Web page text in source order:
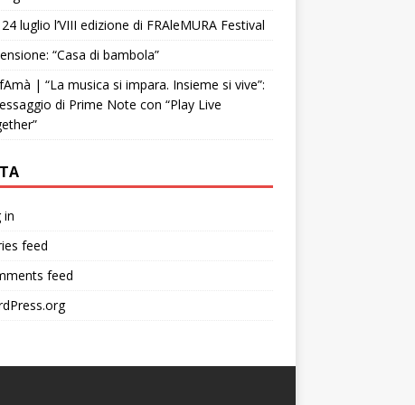
luglio l’VIII edizione di FRAleMURA Festival
“Casa di bambola”
| “La musica si impara. Insieme si vive”:
di Prime Note con “Play Live
in
feed
feed